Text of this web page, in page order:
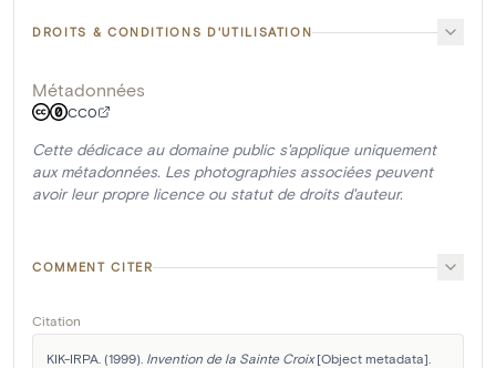
DROITS & CONDITIONS D'UTILISATION
Métadonnées
CC0
Cette dédicace au domaine public s'applique uniquement
aux métadonnées. Les photographies associées peuvent
avoir leur propre licence ou statut de droits d'auteur.
COMMENT CITER
Citation
KIK-IRPA. (1999). Invention de la Sainte Croix [Object metadata].